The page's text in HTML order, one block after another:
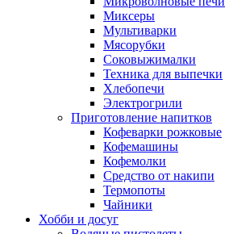
Миксеры
Мультиварки
Мясорубки
Соковыжималки
Техника для выпечки
Хлебопечи
Электрогрили
Приготовление напитков
Кофеварки рожковые
Кофемашины
Кофемолки
Средство от накипи
Термопоты
Чайники
Хобби и досуг